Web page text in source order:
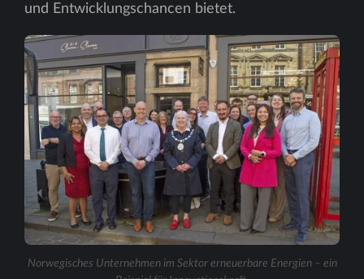
und Entwicklungschancen bietet.
Norwegisches Unternehmen im Sektor erneuerbare Energien – ein